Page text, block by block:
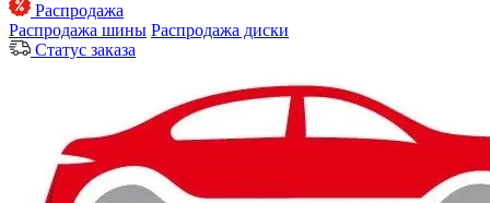
Распродажа
Распродажа шины Распродажа диски
Статус заказа